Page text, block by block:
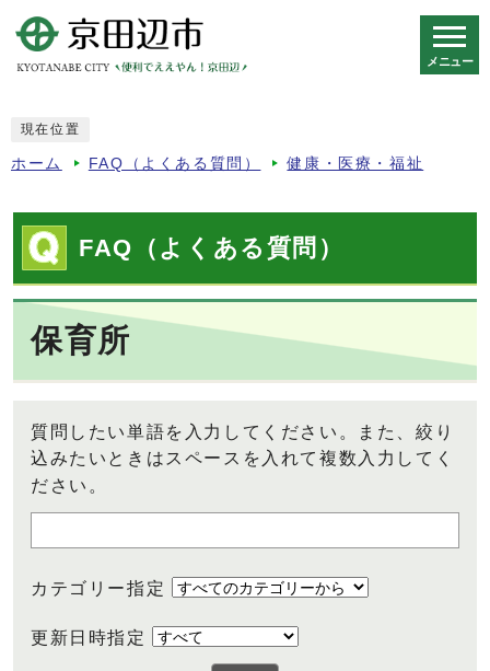
メニュー
現在位置
ホーム FAQ（よくある質問） 健康・医療・福祉
FAQ（よくある質問）
保育所
質問したい単語を入力してください。また、絞り
込みたいときはスペースを入れて複数入力してく
ださい。
カテゴリー指定
更新日時指定